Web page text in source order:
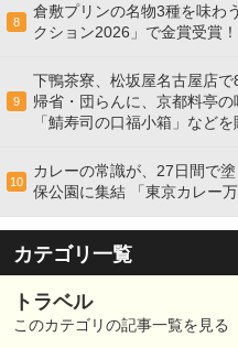
8
倉敷プリンの名物3種を味わ
クション2026」で金賞受賞！
9
下鴨茶寮、松坂屋名古屋店
帰省・団らんに、京都料亭
「鯖寿司の口福小箱」などを
10
カレーの常識が、27日間で
保公園に集結 「東京カレー
カテゴリ一覧
トラベル
このカテゴリの記事一覧を見る